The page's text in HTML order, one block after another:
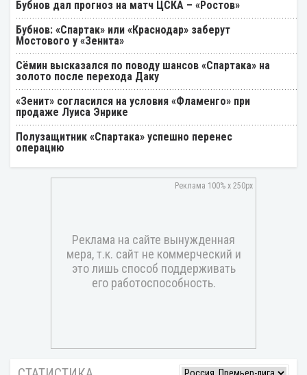
Бубнов дал прогноз на матч ЦСКА – «Ростов»
Бубнов: «Спартак» или «Краснодар» заберут
Мостового у «Зенита»
Cёмин высказался по поводу шансов «Спартака» на
золото после перехода Даку
«Зенит» согласился на условия «Фламенго» при
продаже Луиса Энрике
Полузащитник «Спартака» успешно перенес
операцию